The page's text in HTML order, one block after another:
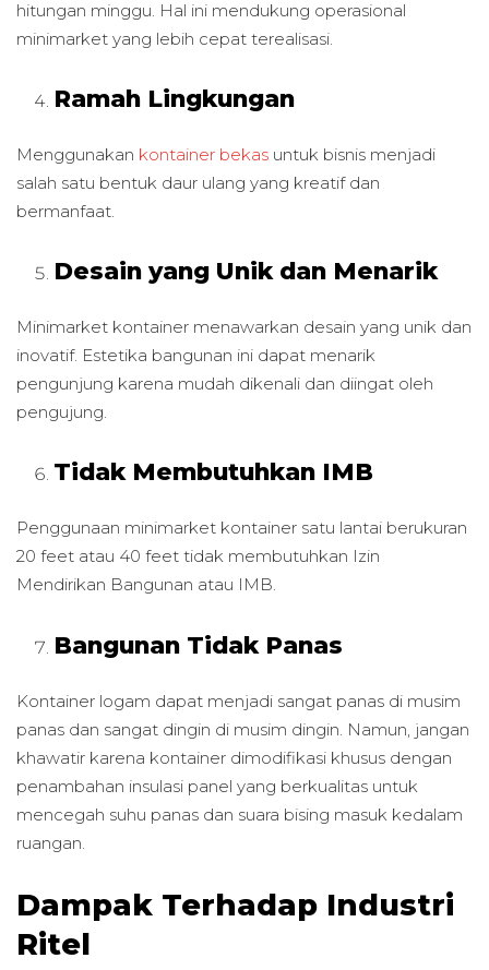
hitungan minggu. Hal ini mendukung operasional
minimarket yang lebih cepat terealisasi.
Ramah Lingkungan
Menggunakan kontainer bekas untuk bisnis menjadi
salah satu bentuk daur ulang yang kreatif dan
bermanfaat.
Desain yang Unik dan Menarik
Minimarket kontainer menawarkan desain yang unik dan
inovatif. Estetika bangunan ini dapat menarik
pengunjung karena mudah dikenali dan diingat oleh
pengujung.
Tidak Membutuhkan IMB
Penggunaan minimarket kontainer satu lantai berukuran
20 feet atau 40 feet tidak membutuhkan Izin
Mendirikan Bangunan atau IMB.
Bangunan Tidak Panas
Kontainer logam dapat menjadi sangat panas di musim
panas dan sangat dingin di musim dingin. Namun, jangan
khawatir karena kontainer dimodifikasi khusus dengan
penambahan insulasi panel yang berkualitas untuk
mencegah suhu panas dan suara bising masuk kedalam
ruangan.
Dampak Terhadap Industri
Ritel